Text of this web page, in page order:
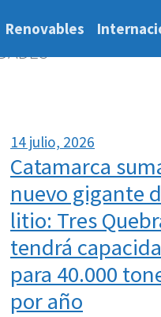
Renovables
14 julio, 2026
Catamarca
nuevo gigante
litio: Tres
tendrá
para 40.000
por año